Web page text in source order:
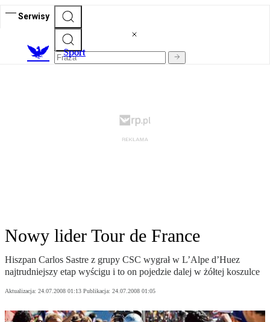
Serwisy
Sport
Nowy lider Tour de France
Hiszpan Carlos Sastre z grupy CSC wygrał w L’Alpe d’Huez
najtrudniejszy etap wyścigu i to on pojedzie dalej w żółtej koszulce
Aktualizacja: 24.07.2008 01:13 Publikacja: 24.07.2008 01:05